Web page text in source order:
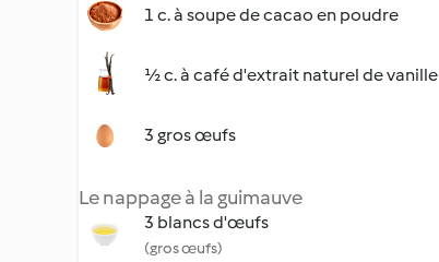
1 c. à soupe de cacao en poudre
½ c. à café d'extrait naturel de vanille
3 gros œufs
Le nappage à la guimauve
3 blancs d'œufs
(gros œufs)